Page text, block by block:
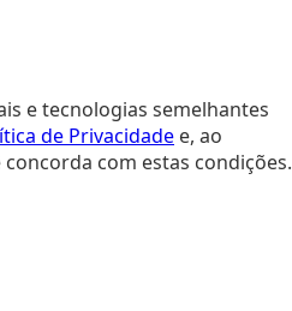
e tecnologias semelhantes
de Privacidade e, ao
com estas condições.